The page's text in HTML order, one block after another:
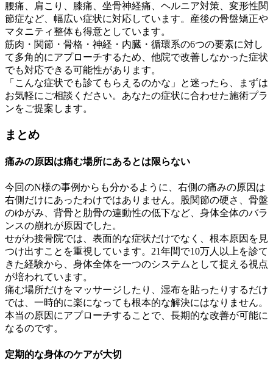
腰痛、肩こり、膝痛、坐骨神経痛、ヘルニア対策、変形性関
節症など、幅広い症状に対応しています。産後の骨盤矯正や
マタニティ整体も得意としています。
筋肉・関節・骨格・神経・内臓・循環系の6つの要素に対し
て多角的にアプローチするため、他院で改善しなかった症状
でも対応できる可能性があります。
「こんな症状でも診てもらえるのかな」と迷ったら、まずは
お気軽にご相談ください。あなたの症状に合わせた施術プラ
ンをご提案します。
まとめ
痛みの原因は痛む場所にあるとは限らない
今回のN様の事例からも分かるように、右側の痛みの原因は
右側だけにあったわけではありません。股関節の硬さ、骨盤
のゆがみ、背骨と肋骨の連動性の低下など、身体全体のバラ
ンスの崩れが原因でした。
せがわ接骨院では、表面的な症状だけでなく、根本原因を見
つけ出すことを重視しています。21年間で10万人以上を診て
きた経験から、身体全体を一つのシステムとして捉える視点
が培われています。
痛む場所だけをマッサージしたり、湿布を貼ったりするだけ
では、一時的に楽になっても根本的な解決にはなりません。
本当の原因にアプローチすることで、長期的な改善が可能に
なるのです。
定期的な身体のケアが大切